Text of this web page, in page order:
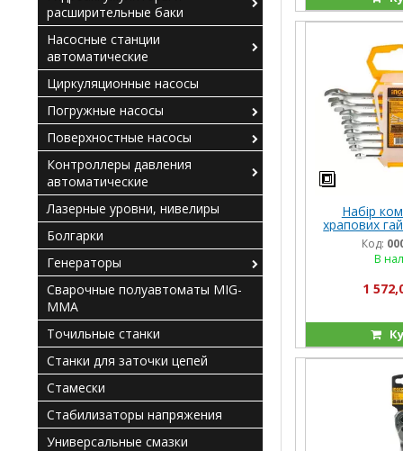
Набір
храпових
8–19 ммКод:
В
1
расширительные баки
Насосные станции
автоматические
Циркуляционные насосы
Погружные насосы
Поверхностные насосы
Контроллеры давления
автоматические
Лазерные уровни, нивелиры
Болгарки
Генераторы
Сварочные полуавтоматы MIG-
MMA
Точильные станки
Станки для заточки цепей
Стамески
Стабилизаторы напряжения
Универсальные смазки